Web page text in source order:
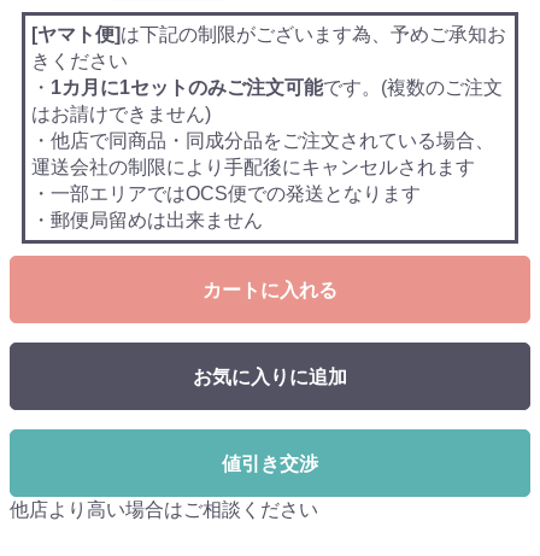
[ヤマト便]は下記の制限がございます為、予めご承知お
きください
・ 1カ月に1セットのみご注文可能です。(複数のご注文
はお請けできません)
・他店で同商品・同成分品をご注文されている場合、
運送会社の制限により手配後にキャンセルされます
・一部エリアではOCS便での発送となります
・郵便局留めは出来ません
カートに入れる
お気に入りに追加
値引き交渉
他店より高い場合はご相談ください